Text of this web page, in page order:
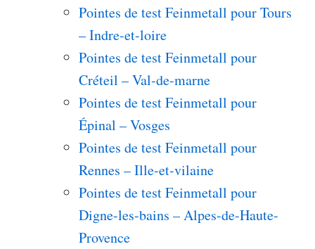
Pointes de test Feinmetall pour Tours
– Indre-et-loire
Pointes de test Feinmetall pour
Créteil – Val-de-marne
Pointes de test Feinmetall pour
Épinal – Vosges
Pointes de test Feinmetall pour
Rennes – Ille-et-vilaine
Pointes de test Feinmetall pour
Digne-les-bains – Alpes-de-Haute-
Provence